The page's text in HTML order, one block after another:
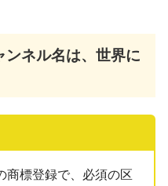
ンネル名は、世界に
商標登録で、必須の区